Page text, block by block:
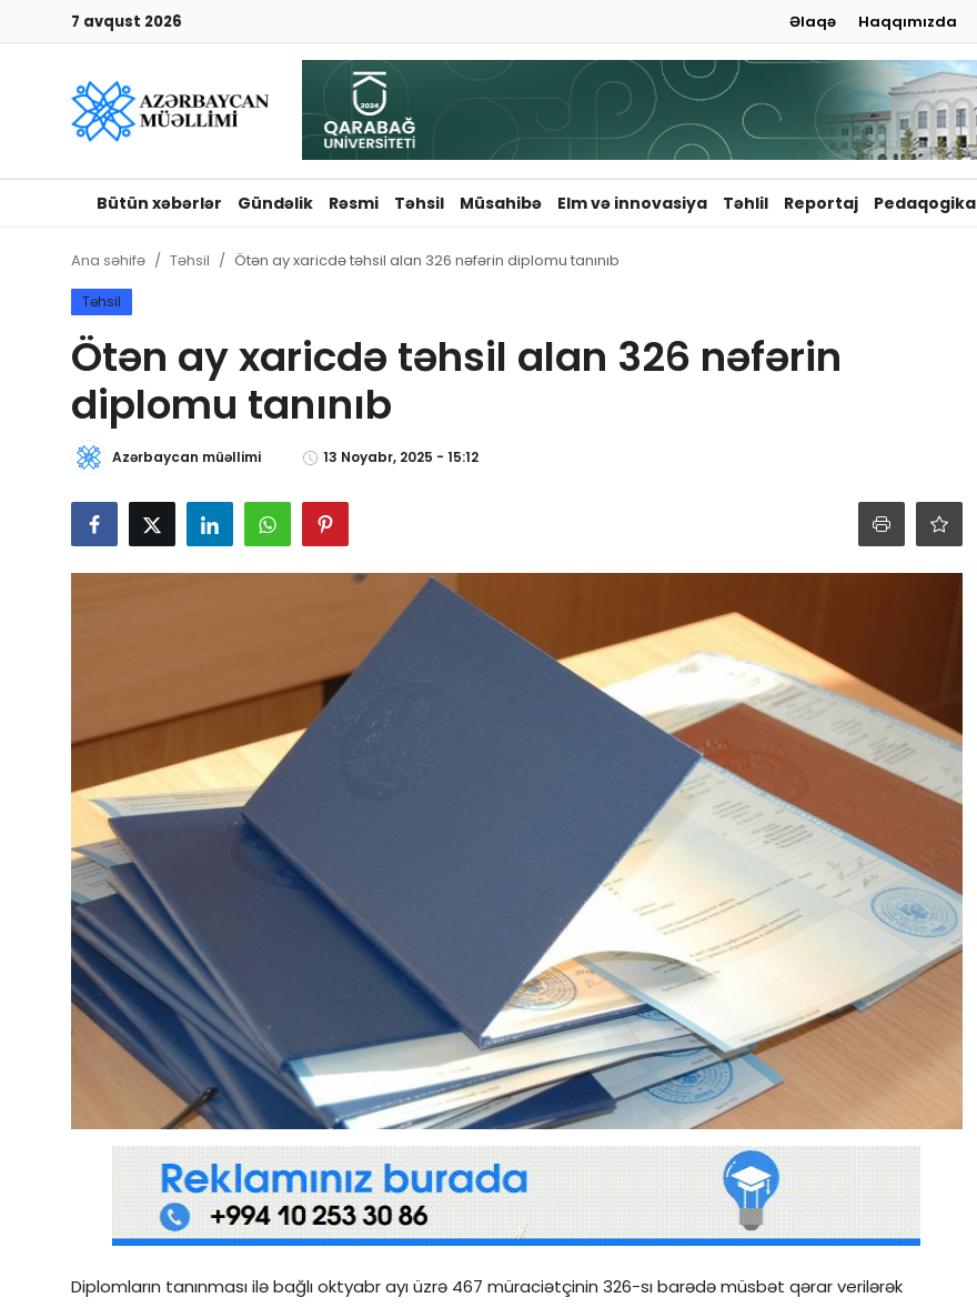
7 avqust 2026 Əlaqə Haqqımızda
Bütün xəbərlər Gündəlik Rəsmi Təhsil Müsahibə Elm və innovasiya Təhlil Reportaj Pedaqogika
Giriş
Qeydiyyat
Qəzetə elan ver
Haqqımızda
Reklam və elan
Biz kimik?
Bütün xəbərlər
Gündəlik
Elm və innovasiya
Reportaj
Pedaqogika
Regionlar
Qəzetin PDF arxivi
Ana səhifə Təhsil Ötən ay xaricdə təhsil alan 326 nəfərin diplomu tanınıb
Təhsil
Ötən ay xaricdə təhsil alan 326 nəfərin
diplomu tanınıb
Azərbaycan müəllimi 13 Noyabr, 2025 - 15:12
Diplomların tanınması ilə bağlı oktyabr ayı üzrə 467 müraciətçinin 326-sı barədə müsbət qərar verilərək